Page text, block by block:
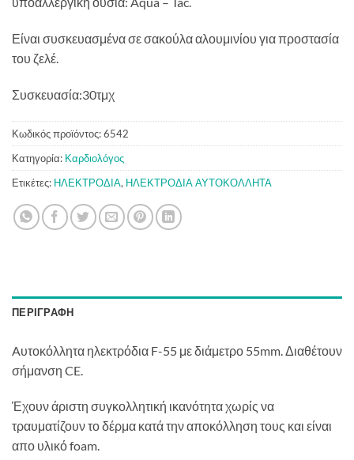
Είναι συσκευασμένα σε σακούλα αλουμινίου για προστασία
του ζελέ.
Συσκευασία:30τμχ
Κωδικός προϊόντος:6542
Κατηγορία: Καρδιολόγος
Ετικέτες: ΗΛΕΚΤΡΟΔΙΑ, ΗΛΕΚΤΡΟΔΙΑ ΑΥΤΟΚΟΛΛΗΤΑ
ΠΕΡΙΓΡΑΦΉ
Aυτοκόλλητα ηλεκτρόδια F-55 με διάμετρο 55mm. Διαθέτουν
σήμανση CE.
Έχουν άριστη συγκολλητική ικανότητα χωρίς να
τραυματίζουν το δέρμα κατά την αποκόλληση τους και είναι
απο υλικό foam.